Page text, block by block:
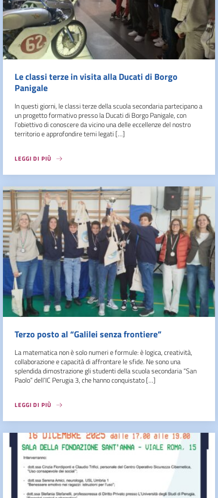
Le classi terze in visita alla Ducati di Borgo
Panigale
In questi giorni, le classi terze della scuola secondaria partecipano a
un progetto formativo presso la Ducati di Borgo Panigale, con
l’obiettivo di conoscere da vicino una delle eccellenze del nostro
territorio e approfondire temi legati […]
LEGGI DI PIÙ
Terzo posto al “Galilei senza frontiere”
La matematica non è solo numeri e formule: è logica, creatività,
collaborazione e capacità di affrontare le sfide. Ne sono una
splendida dimostrazione gli studenti della scuola secondaria “San
Paolo” dell’IC Perugia 3, che hanno conquistato […]
LEGGI DI PIÙ